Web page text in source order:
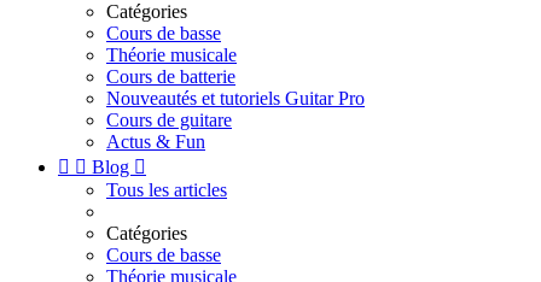
Catégories
Cours de basse
Théorie musicale
Cours de batterie
Nouveautés et tutoriels Guitar Pro
Cours de guitare
Actus & Fun
  Blog 
Tous les articles
Catégories
Cours de basse
Théorie musicale